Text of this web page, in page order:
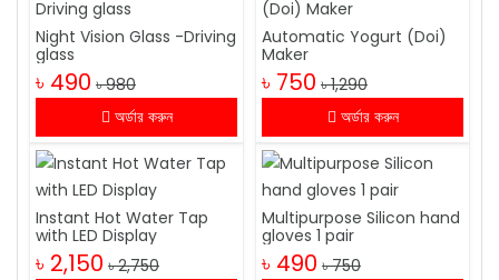
Night Vision Glass -Driving
glass
৳ 490 ৳ 980
অর্ডার করুন
Automatic Yogurt (Doi)
Maker
৳ 750 ৳ 1,290
অর্ডার করুন
Instant Hot Water Tap
with LED Display
৳ 2,150 ৳ 2,750
Multipurpose Silicon hand
gloves 1 pair
৳ 490 ৳ 750